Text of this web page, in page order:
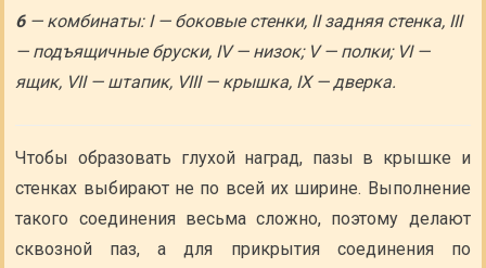
6— комбинаты: I — боковые стенки, II задняя стенка, III
— подъящичные бруски, IV — низок; V — полки; VI —
ящик, VII — штапик, VIII — крышка, IX — дверка.
Чтобы образовать глухой наград, пазы в крышке и
стенках выбирают не по всей их ширине. Выполнение
такого соединения весьма сложно, поэтому делают
сквозной паз, а для прикрытия соединения по